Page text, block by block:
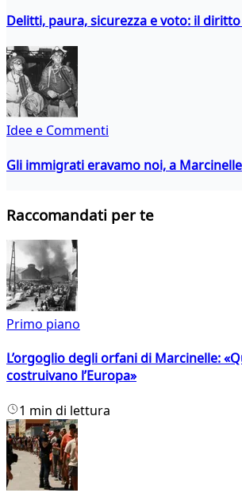
Delitti, paura, sicurezza e voto: il
Idee e Commenti
Gli immigrati eravamo noi, a Marcinelle
Raccomandati per te
Primo piano
L’orgoglio degli orfani di Marcinelle:
costruivano l’Europa»
1 min di lettura